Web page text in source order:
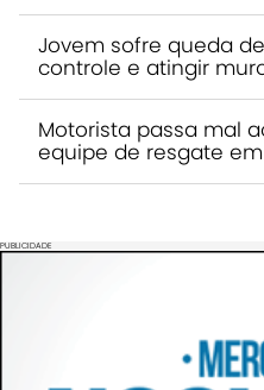
Jovem sofre queda
controle e atingir
Motorista passa mal
equipe de resgate
PUBLICIDADE